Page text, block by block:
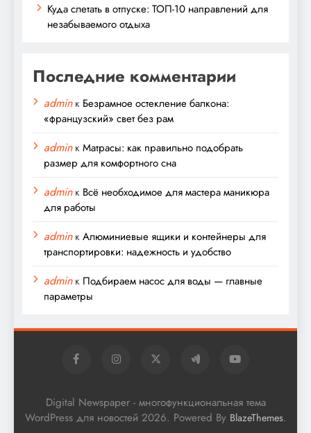
Куда слетать в отпуске: ТОП-10 направлений для
незабываемого отдыха
Последние комментарии
adminк Безрамное остекление балкона:
«французский» свет без рам
adminкМатрасы: как правильно подобрать
размер для комфортного сна
adminк Всё необходимое для мастера маникюра
для работы
adminкАлюминиевые ящики и контейнеры для
транспортировки: надежность и удобство
adminк Подбираем насос для воды — главные
параметры
Digital Newspaper - многофункциональная тема
WordPress для новостей 2026. Powered By BlazeThemes.